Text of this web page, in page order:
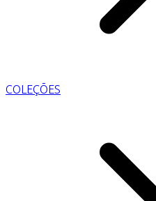
COLEÇÕES